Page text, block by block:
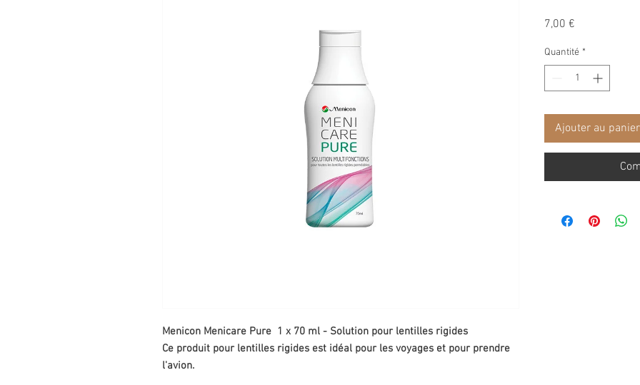
Menicon Menicare Pure 1 x 70 ml - Solution pour lentilles rigides
Ce produit pour lentilles rigides est idéal pour les voyages et pour prendre
l'avion.
7,00 €
Quantité *
Ajouter au panier